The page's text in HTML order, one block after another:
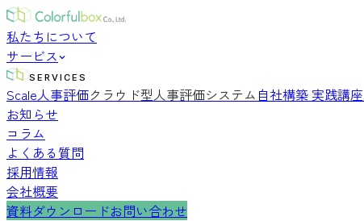
私たちについて
サービス
SERVICES
Scale人事評価クラウド型人事評価システム 自社構築 実践講座
お知らせ
コラム
よくある質問
採用情報
会社概要
資料ダウンロードお問い合わせ